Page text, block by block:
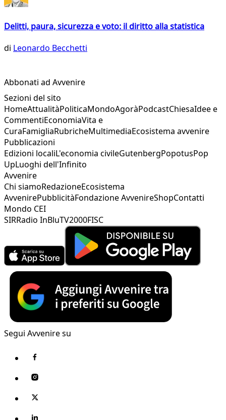
Delitti, paura, sicurezza e voto: il diritto alla statistica
di Leonardo Becchetti
Abbonati ad Avvenire
Sezioni del sito
HomeAttualitàPoliticaMondoAgoràPodcastChiesaIdee e
CommentiEconomiaVita e
CuraFamigliaRubricheMultimediaEcosistema avvenire
Pubblicazioni
Edizioni localiL'economia civileGutenbergPopotusPop
UpLuoghi dell'Infinito
Avvenire
Chi siamoRedazioneEcosistema
AvvenirePubblicitàFondazione AvvenireShopContatti
Mondo CEI
SIRRadio InBluTV2000FISC
Segui Avvenire su